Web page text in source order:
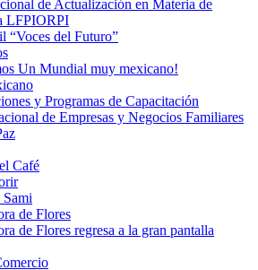
de Actualización en Materia de
LFPIORPI
“Voces del Futuro”
Un Mundial muy mexicano!
y Programas de Capacitación
de Empresas y Negocios Familiares
Café
de Flores
de Flores regresa a la gran pantalla